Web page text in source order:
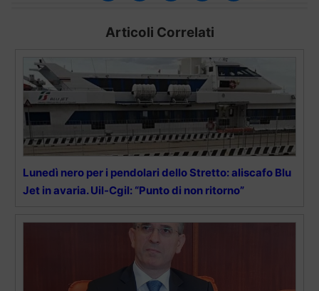
Articoli Correlati
Lunedì nero per i pendolari dello Stretto: aliscafo Blu
Jet in avaria. Uil-Cgil: “Punto di non ritorno”